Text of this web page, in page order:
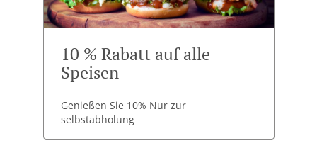
10 % Rabatt auf alle
Speisen
Genießen Sie 10% Nur zur
selbstabholung